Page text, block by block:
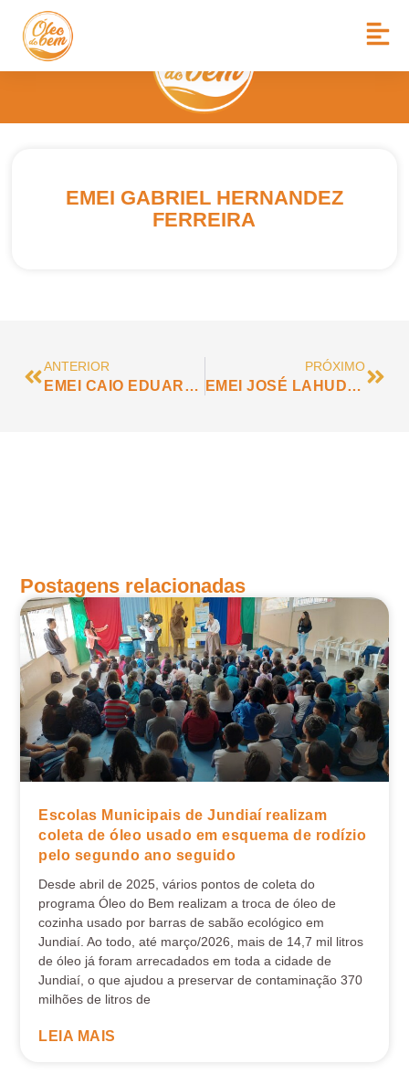
EMEI GABRIEL HERNANDEZ
FERREIRA
ANTERIOR
EMEI CAIO EDUARDO LUIS PEREIRA MANCHINI
PRÓXIMO
EMEI JOSÉ LAHUD CURY
Postagens relacionadas
Escolas Municipais de Jundiaí realizam
coleta de óleo usado em esquema de rodízio
pelo segundo ano seguido
Desde abril de 2025, vários pontos de coleta do
programa Óleo do Bem realizam a troca de óleo de
cozinha usado por barras de sabão ecológico em
Jundiaí. Ao todo, até março/2026, mais de 14,7 mil litros
de óleo já foram arrecadados em toda a cidade de
Jundiaí, o que ajudou a preservar de contaminação 370
milhões de litros de
LEIA MAIS